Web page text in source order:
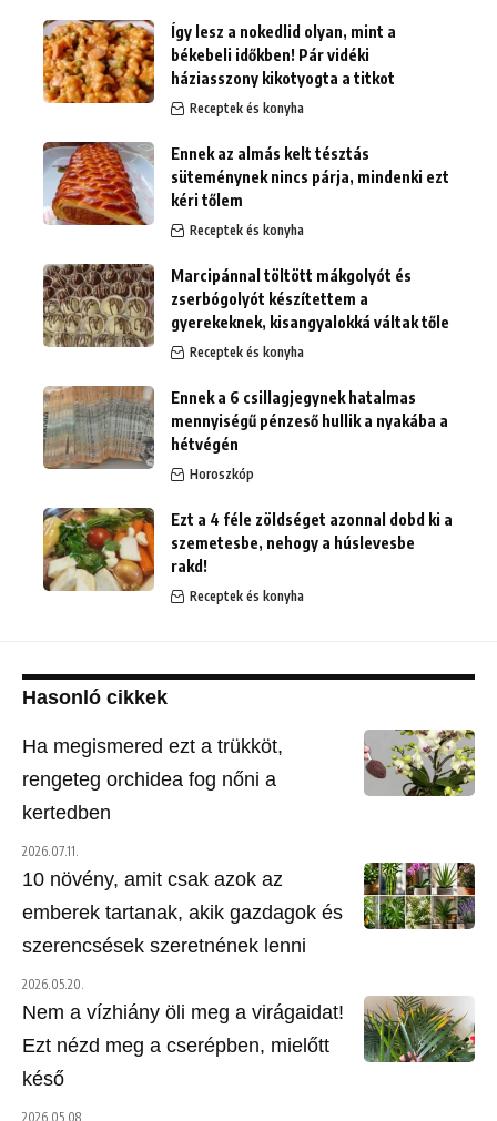
Így lesz a nokedlid olyan, mint a
békebeli időkben! Pár vidéki
háziasszony kikotyogta a titkot
Receptek és konyha
Ennek az almás kelt tésztás
süteménynek nincs párja, mindenki ezt
kéri tőlem
Receptek és konyha
Marcipánnal töltött mákgolyót és
zserbógolyót készítettem a
gyerekeknek, kisangyalokká váltak tőle
Receptek és konyha
Ennek a 6 csillagjegynek hatalmas
mennyiségű pénzeső hullik a nyakába a
hétvégén
Horoszkóp
Ezt a 4 féle zöldséget azonnal dobd ki a
szemetesbe, nehogy a húslevesbe
rakd!
Receptek és konyha
Hasonló cikkek
Ha megismered ezt a trükköt,
rengeteg orchidea fog nőni a
kertedben
2026.07.11.
10 növény, amit csak azok az
emberek tartanak, akik gazdagok és
szerencsések szeretnének lenni
2026.05.20.
Nem a vízhiány öli meg a virágaidat!
Ezt nézd meg a cserépben, mielőtt
késő
2026.05.08.